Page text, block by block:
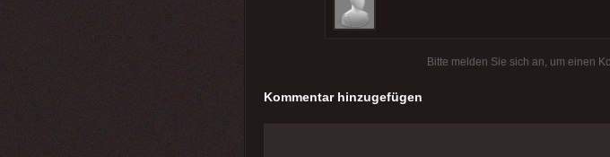
Bitte melden Sie sich an, um einen
Kommentar hinzugefügen